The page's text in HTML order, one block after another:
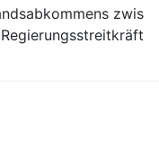
zwis